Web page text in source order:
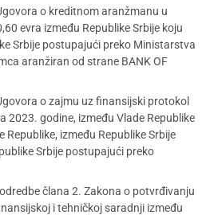
o kreditnom aranžmanu u
evra između Republike Srbije koju
Srbije postupajući preko Ministarstva
aranžiran od strane BANK OF
o zajmu uz finansijski protokol
2023. godine, između Vlade Republike
Republike, između Republike Srbije
Srbije postupajući preko
člana 2. Zakona o potvrđivanju
i tehničkoj saradnji između